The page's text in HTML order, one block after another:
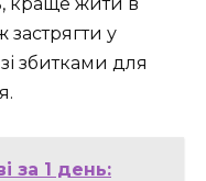
застрягти у
зі збитками для
за 1 день: